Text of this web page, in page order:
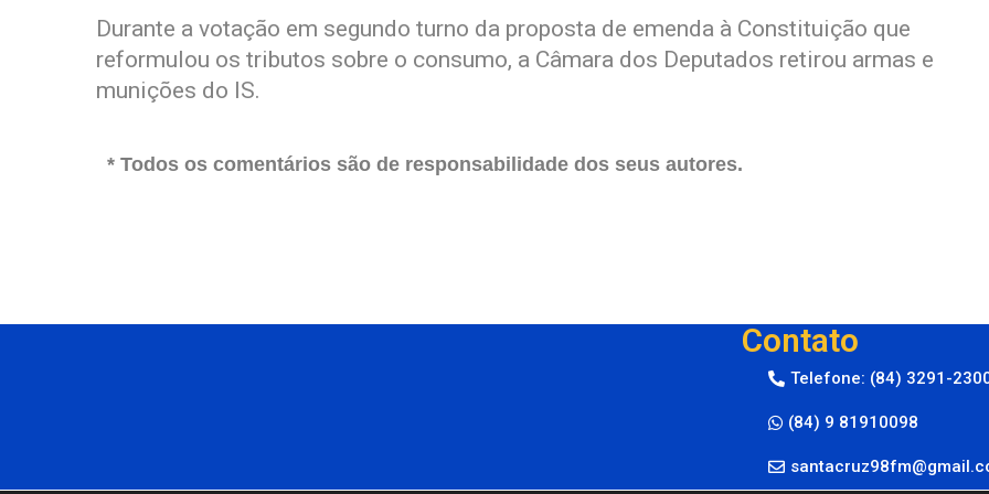
Durante a votação em segundo turno da proposta de emenda à Constituição que
reformulou os tributos sobre o consumo, a Câmara dos Deputados retirou armas e
munições do IS.
* Todos os comentários são de responsabilidade dos seus autores.
Contato
Telefone: (84) 3291-
(84) 9 81910098